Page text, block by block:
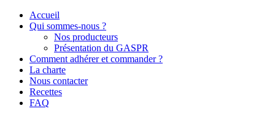
Accueil
Qui sommes-nous ?
Nos producteurs
Présentation du GASPR
Comment adhérer et commander ?
La charte
Nous contacter
Recettes
FAQ